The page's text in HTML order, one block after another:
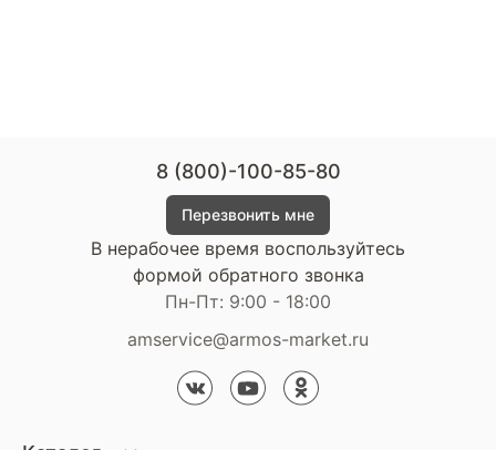
8 (800)-100-85-80
Перезвонить мне
В нерабочее время воспользуйтесь
формой обратного звонка
Пн-Пт: 9:00 - 18:00
amservice@armos-market.ru